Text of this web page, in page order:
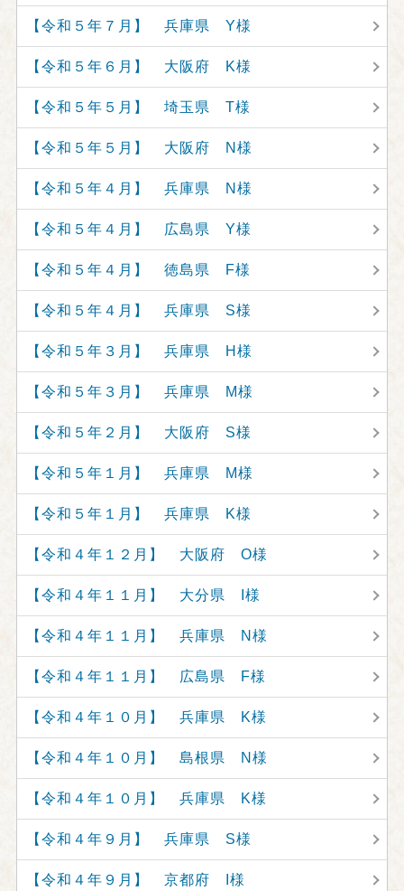
【令和５年７月】 兵庫県 Y様
【令和５年６月】 大阪府 K様
【令和５年５月】 埼玉県 T様
【令和５年５月】 大阪府 N様
【令和５年４月】 兵庫県 N様
【令和５年４月】 広島県 Y様
【令和５年４月】 徳島県 F様
【令和５年４月】 兵庫県 S様
【令和５年３月】 兵庫県 H様
【令和５年３月】 兵庫県 M様
【令和５年２月】 大阪府 S様
【令和５年１月】 兵庫県 M様
【令和５年１月】 兵庫県 K様
【令和４年１２月】 大阪府 O様
【令和４年１１月】 大分県 I様
【令和４年１１月】 兵庫県 N様
【令和４年１１月】 広島県 F様
【令和４年１０月】 兵庫県 K様
【令和４年１０月】 島根県 N様
【令和４年１０月】 兵庫県 K様
【令和４年９月】 兵庫県 S様
【令和４年９月】 京都府 I様